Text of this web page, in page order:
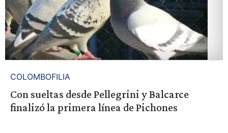
COLOMBOFILIA
Con sueltas desde Pellegrini y Balcarce
finalizó la primera línea de Pichones